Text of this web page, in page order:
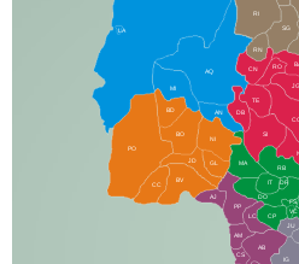
AQ
MI
AN
RI
SG
RO
JG
SI
RB
MA
IT
DR
DO
CP
JU
BD
BO
NI
JD
PO
BV
CC
PP
AJ
LC
AM
AB
DB
TE
CS
IG
RN
CN
GL
FS
VC
LA